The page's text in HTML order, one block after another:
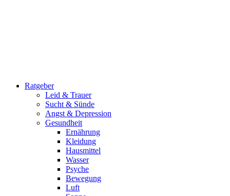
Ratgeber
Leid & Trauer
Sucht & Sünde
Angst & Depression
Gesundheit
Ernährung
Kleidung
Hausmittel
Wasser
Psyche
Bewegung
Luft